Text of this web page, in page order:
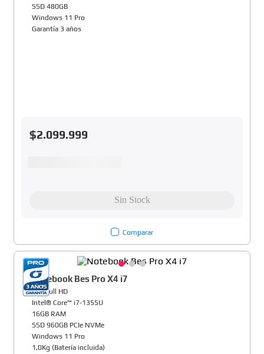
SSD 480GB
Windows 11 Pro
Garantía 3 años
$2.099.999
Comparar
Notebook Bes Pro X4 i7
14" Full HD
Intel® Core™ i7-1355U
16GB RAM
SSD 960GB PCIe NVMe
Windows 11 Pro
1,0Kg (Batería incluida)